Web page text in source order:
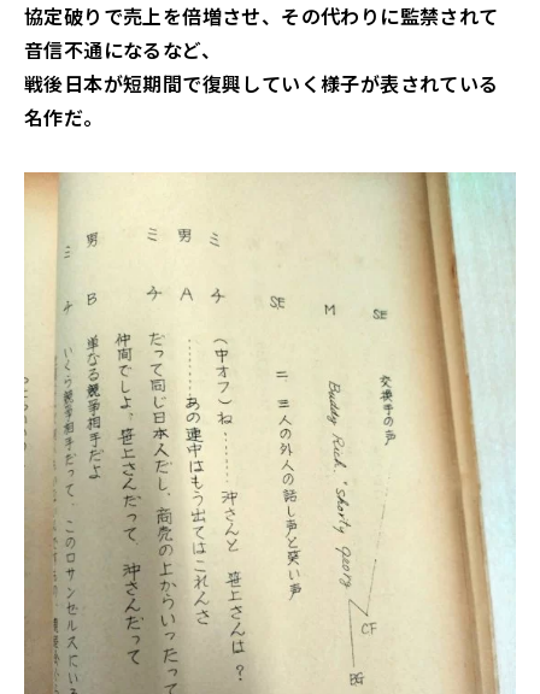
協定破りで売上を倍増させ、その代わりに監禁されて
音信不通になるなど、
戦後日本が短期間で復興していく様子が表されている
名作だ。